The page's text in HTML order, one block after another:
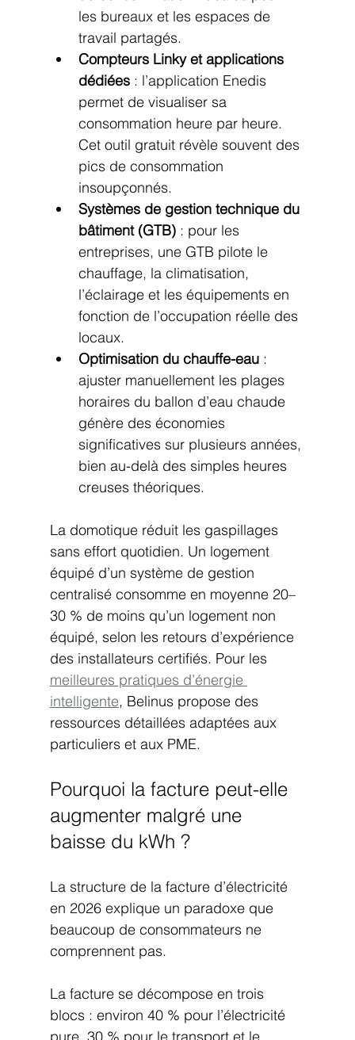
les bureaux et les espaces de
travail partagés.
Compteurs Linky et applications
dédiées : l’application Enedis
permet de visualiser sa
consommation heure par heure.
Cet outil gratuit révèle souvent des
pics de consommation
insoupçonnés.
Systèmes de gestion technique du
bâtiment (GTB) : pour les
entreprises, une GTB pilote le
chauffage, la climatisation,
l’éclairage et les équipements en
fonction de l’occupation réelle des
locaux.
Optimisation du chauffe-eau :
ajuster manuellement les plages
horaires du ballon d’eau chaude
génère des économies
significatives sur plusieurs années,
bien au-delà des simples heures
creuses théoriques.
La domotique réduit les gaspillages
sans effort quotidien. Un logement
équipé d’un système de gestion
centralisé consomme en moyenne 20–
30 % de moins qu’un logement non
équipé, selon les retours d’expérience
des installateurs certifiés. Pour les
meilleures pratiques d’énergie
intelligente, Belinus propose des
ressources détaillées adaptées aux
particuliers et aux PME.
Pourquoi la facture peut-elle
augmenter malgré une
baisse du kWh ?
La structure de la facture d’électricité
en 2026 explique un paradoxe que
beaucoup de consommateurs ne
comprennent pas.
La facture se décompose en trois
blocs : environ 40 % pour l’électricité